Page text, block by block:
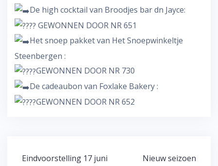
De high cocktail van Broodjes bar dn Jayce:
GEWONNEN DOOR NR 651
Het snoep pakket van Het Snoepwinkeltje
Steenbergen :
GEWONNEN DOOR NR 730
De cadeaubon van Foxlake Bakery :
GEWONNEN DOOR NR 652
Bericht
Eindvoorstelling 17 juni Nieuw seizoen